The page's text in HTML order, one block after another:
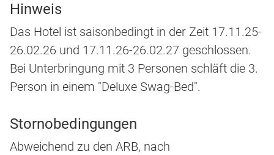
Hinweis
Das Hotel ist saisonbedingt in der Zeit 17.11.25-
26.02.26 und 17.11.26-26.02.27 geschlossen.
Bei Unterbringung mit 3 Personen schläft die 3.
Person in einem "Deluxe Swag-Bed".
Stornobedingungen
Abweichend zu den ARB, nach